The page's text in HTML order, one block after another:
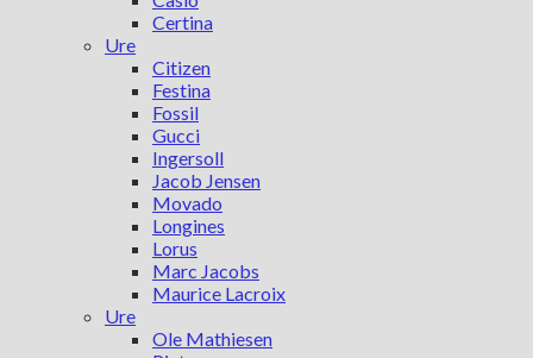
Certina
Ure
Citizen
Festina
Fossil
Gucci
Ingersoll
Jacob Jensen
Movado
Longines
Lorus
Marc Jacobs
Maurice Lacroix
Ure
Ole Mathiesen